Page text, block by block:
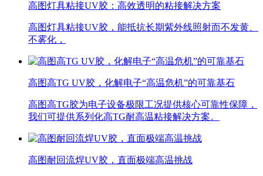
高图灯具粘接UV胶：高效透明的粘接解决方案
高图灯具粘接UV胶，能抵抗长期紫外线照射而不发黄、
不雾化，
高图高TG UV胶，化解电子“高温危机”的可靠基石
高图高TG胶为电子设备极限工况提供核心可靠性保障，
我们可提供系列化高TG耐高温粘接解决方案。
高图耐回流焊UV胶，直面极端高温挑战